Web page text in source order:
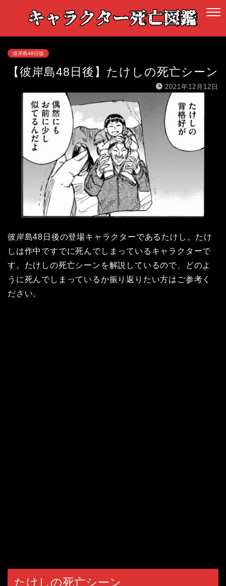
彼岸島48日後
【彼岸島48日後】たけしの死亡シーン
2021年12月12日
彼岸島48日後の登場キャラクターであるたけし。たけ
しは作中ですでに死んでしまっているキャラクターで
す。たけしの死亡シーンを解説しているので、どのよ
うに死んでしまっているか振り返りたい方はご参考く
ださい。
たけしの死亡シーン